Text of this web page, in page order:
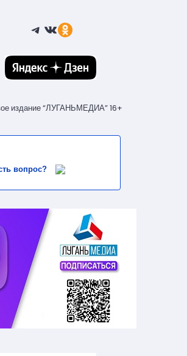
Telegram
ВКонтакте
Ссылка
издание “ЛУГАНЬМЕДИА” 16+
вопрос?